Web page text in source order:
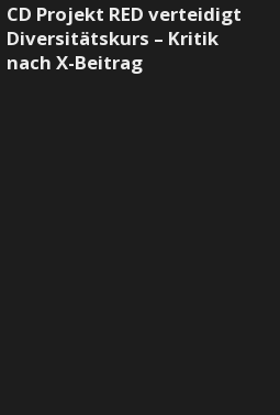
CD Projekt RED verteidigt
Diversitätskurs – Kritik
nach X-Beitrag